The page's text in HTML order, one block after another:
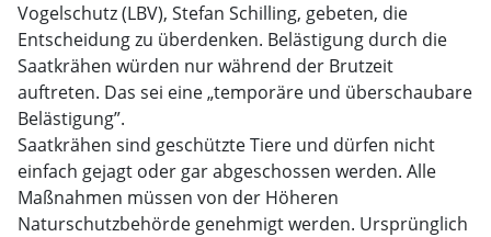
Vogelschutz (LBV), Stefan Schilling, gebeten, die
Entscheidung zu überdenken. Belästigung durch die
Saatkrähen würden nur während der Brutzeit
auftreten. Das sei eine „temporäre und überschaubare
Belästigung”.
Saatkrähen sind geschützte Tiere und dürfen nicht
einfach gejagt oder gar abgeschossen werden. Alle
Maßnahmen müssen von der Höheren
Naturschutzbehörde genehmigt werden. Ursprünglich